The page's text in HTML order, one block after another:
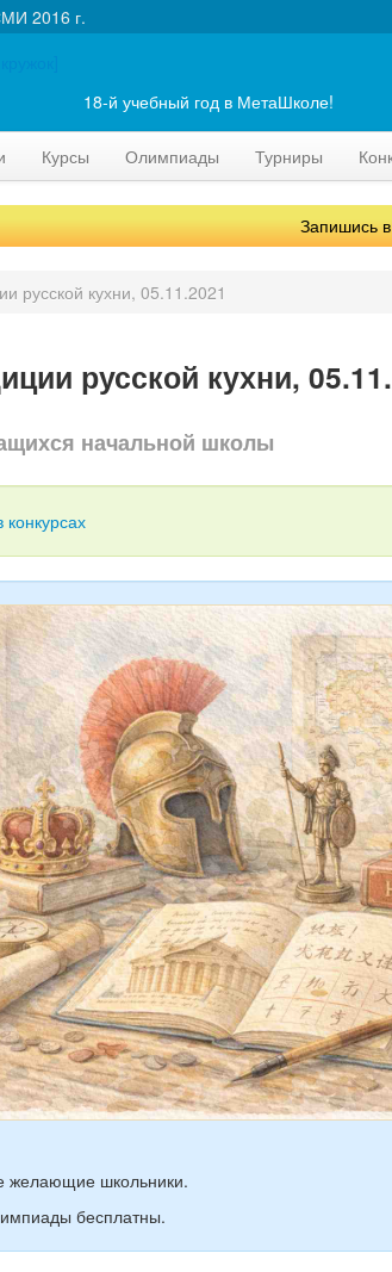
2016 г.
18-й учебный год в МетаШколе!
Курсы Олимпиады Турниры
Запишись
русской кухни, 05.11.2021
русской кухни,
начальной школы
желающие школьники.
бесплатны.